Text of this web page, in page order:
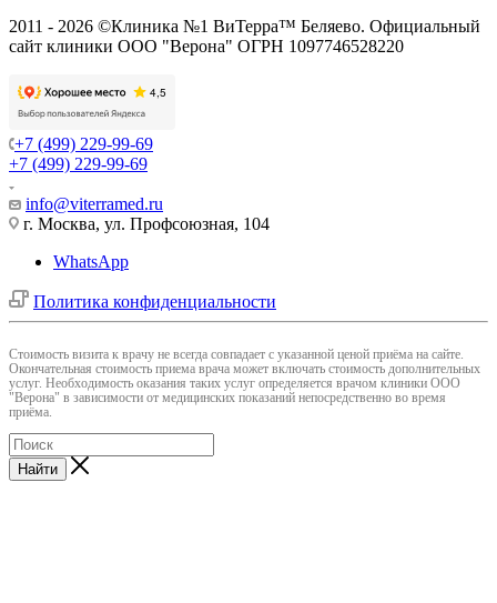
2011 - 2026 ©Клиника №1 ВиТерра™ Беляево. Официальный
сайт клиники ООО "Верона" ОГРН 1097746528220
+7 (499) 229-99-69
+7 (499) 229-99-69
info@viterramed.ru
г. Москва, ул. Профсоюзная, 104
WhatsApp
Политика конфиденциальности
Cтоимость визита к врачу не всегда совпадает с указанной ценой приёма на сайте.
Окончательная стоимость приема врача может включать стоимость дополнительных
услуг. Необходимость оказания таких услуг определяется врачом клиники ООО
"Верона" в зависимости от медицинских показаний непосредственно во время
приёма.
Найти